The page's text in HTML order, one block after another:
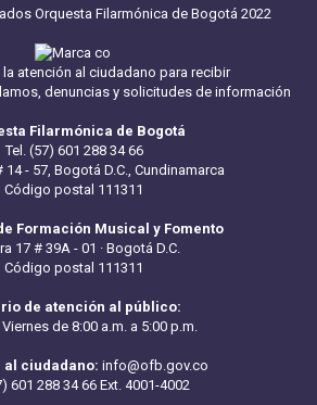
Orquesta Filarmónica de Bogotá 2022
la atención al ciudadano para recibir
denuncias y solicitudes de información
Filarmónica de Bogotá
Tel. (57) 601 288 34 66
14 - 57, Bogotá D.C., Cundinamarca
Código postal 111311
Formación Musical y Fomento
17 # 39A - 01 · Bogotá D.C.
Código postal 111311
de atención al público:
de 8:00 a.m. a 5:00 p.m.
al ciudadano: info@ofb.gov.co
601 288 34 66 Ext. 4001-4002